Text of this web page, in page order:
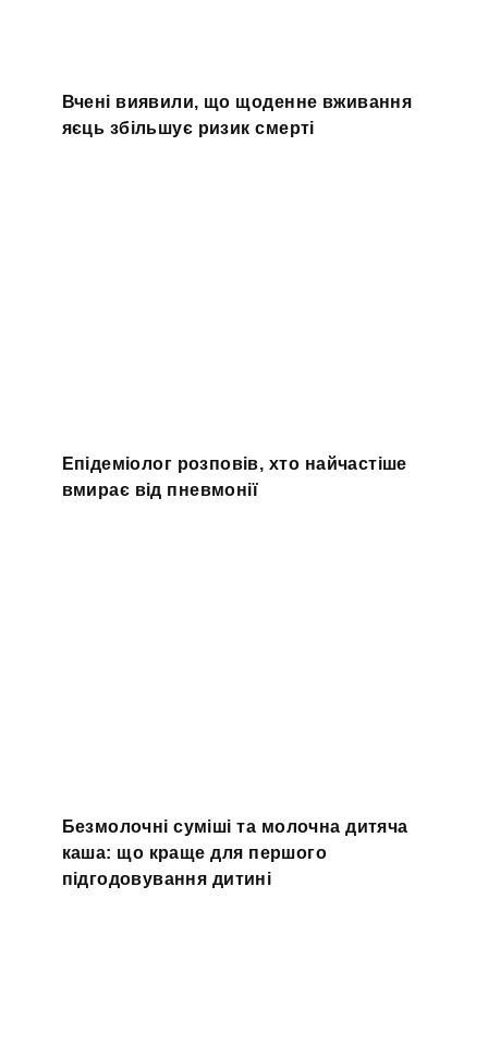
Вчені виявили, що щоденне вживання
яєць збільшує ризик смерті
Епідеміолог розповів, хто найчастіше
вмирає від пневмонії
Безмолочні суміші та молочна дитяча
каша: що краще для першого
підгодовування дитині